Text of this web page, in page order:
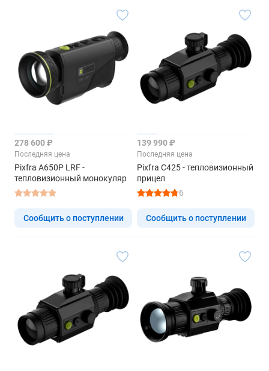
278 600 ₽
Последняя цена
Pixfra A650P LRF -
тепловизионный монокуляр
Сообщить о поступлении
139 990 ₽
Последняя цена
Pixfra C425 - тепловизионный
прицел
6
Сообщить о поступлении